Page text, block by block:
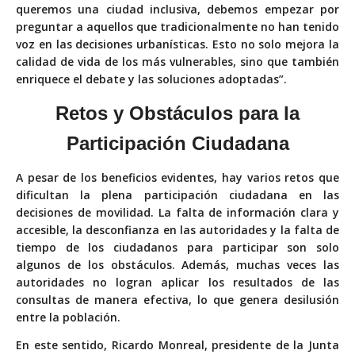
queremos una ciudad inclusiva, debemos empezar por
preguntar a aquellos que tradicionalmente no han tenido
voz en las decisiones urbanísticas. Esto no solo mejora la
calidad de vida de los más vulnerables, sino que también
enriquece el debate y las soluciones adoptadas”.
Retos y Obstáculos para la
Participación Ciudadana
A pesar de los beneficios evidentes, hay varios retos que
dificultan la plena participación ciudadana en las
decisiones de movilidad. La falta de información clara y
accesible, la desconfianza en las autoridades y la falta de
tiempo de los ciudadanos para participar son solo
algunos de los obstáculos. Además, muchas veces las
autoridades no logran aplicar los resultados de las
consultas de manera efectiva, lo que genera desilusión
entre la población.
En este sentido, Ricardo Monreal, presidente de la Junta